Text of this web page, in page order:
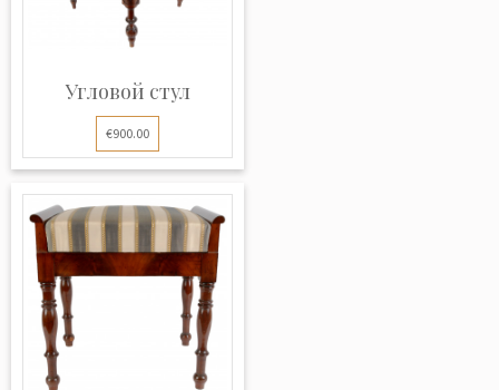
Угловой стул
€900.00